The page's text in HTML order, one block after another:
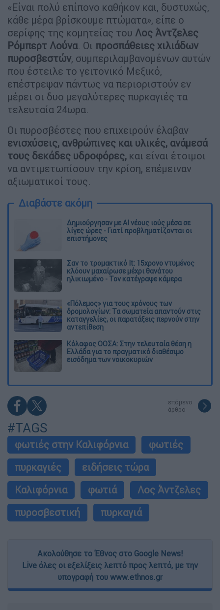
«Είναι πολύ επίπονο καθήκον και, δυστυχώς,
κάθε μέρα βρίσκουμε πτώματα», είπε ο
σερίφης της κομητείας του Λος Άντζελες
Ρόμπερτ Λούνα. Οι προσπάθειες χιλιάδων
πυροσβεστών, συμπεριλαμβανομένων αυτών
που έστειλε το γειτονικό Μεξικό,
επέστρεψαν πάντως να περιοριστούν εν
μέρει οι δυο μεγαλύτερες πυρκαγιές τα
τελευταία 24ωρα.
Οι πυροσβέστες που επιχειρούν έλαβαν
ενισχύσεις, ανθρώπινες και υλικές, ανάμεσά
τους δεκάδες υδροφόρες, και είναι έτοιμοι
να αντιμετωπίσουν την κρίση, επέμειναν
αξιωματικοί τους.
Διαβάστε ακόμη
Δημιούργησαν με AI νέους ιούς μέσα σε
λίγες ώρες - Γιατί προβληματίζονται οι
επιστήμονες
Σαν το τρομακτικό It: 15χρονο ντυμένος
κλόουν μαχαίρωσε μέχρι θανάτου
ηλικιωμένο - Τον κατέγραψε κάμερα
«Πόλεμος» για τους χρόνους των
δρομολογίων: Τα σωματεία απαντούν στις
καταγγελίες, οι παρατάξεις περνούν στην
αντεπίθεση
Κόλαφος ΟΟΣΑ: Στην τελευταία θέση η
Ελλάδα για το πραγματικό διαθέσιμο
εισόδημα των νοικοκυριών
επόμενο
άρθρο
#TAGS
φωτιές στην Καλιφόρνια
φωτιές
πυρκαγιές
ειδήσεις τώρα
Καλιφόρνια
φωτιά
Λος Άντζελες
πυροσβεστική
πυρκαγιά
Ακολούθησε το Έθνος στο Google News!
Live όλες οι εξελίξεις λεπτό προς λεπτό, με την
υπογραφή του www.ethnos.gr